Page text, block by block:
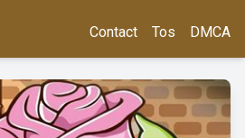
Contact Tos DMCA